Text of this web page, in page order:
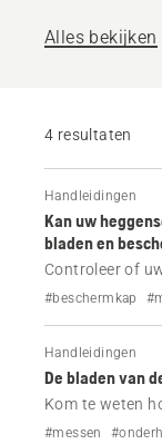
Alles bekijken
4 resultaten
Handleidingen
Kan uw
bladen en
Controleer of
worden
#beschermkap
Handleidingen
De bladen van
Kom te weten
heggenschaar
#messen